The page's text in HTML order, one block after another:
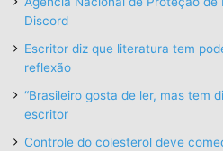
Discord
Escritor diz que literatura tem
reflexão
“Brasileiro gosta de ler, mas tem
escritor
Controle do colesterol deve